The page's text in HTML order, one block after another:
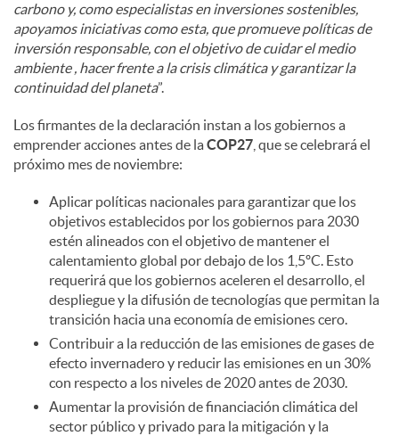
carbono y, como especialistas en inversiones sostenibles,
apoyamos iniciativas como esta, que promueve políticas de
inversión responsable, con el objetivo de cuidar el medio
ambiente , hacer frente a la crisis climática y garantizar la
continuidad del planeta”.
Los firmantes de la declaración instan a los gobiernos a
emprender acciones antes de laCOP27 , que se celebrará el
próximo mes de noviembre:
Aplicar políticas nacionales para garantizar que los
objetivos establecidos por los gobiernos para 2030
estén alineados con el objetivo de mantener el
calentamiento global por debajo de los 1,5ºC. Esto
requerirá que los gobiernos aceleren el desarrollo, el
despliegue y la difusión de tecnologías que permitan la
transición hacia una economía de emisiones cero.
Contribuir a la reducción de las emisiones de gases de
efecto invernadero y reducir las emisiones en un 30%
con respecto a los niveles de 2020 antes de 2030.
Aumentar la provisión de financiación climática del
sector público y privado para la mitigación y la